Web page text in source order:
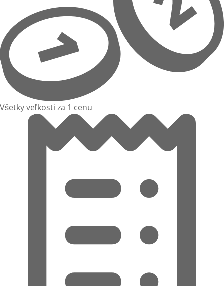
Všetky veľkosti za 1 cenu